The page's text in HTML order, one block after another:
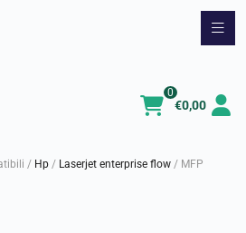
€0,00
0
/ hp / laserjet enterprise flow / MFP